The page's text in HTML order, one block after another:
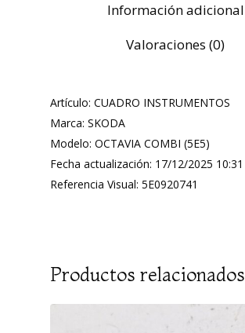
Información adicional
Valoraciones (0)
Artículo: CUADRO INSTRUMENTOS
Marca: SKODA
Modelo: OCTAVIA COMBI (5E5)
Fecha actualización: 17/12/2025 10:31
Referencia Visual: 5E0920741
Productos relacionados